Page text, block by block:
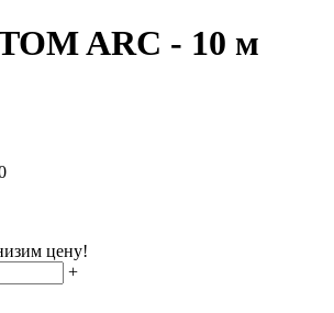
ARC - 10 м
цену!
+